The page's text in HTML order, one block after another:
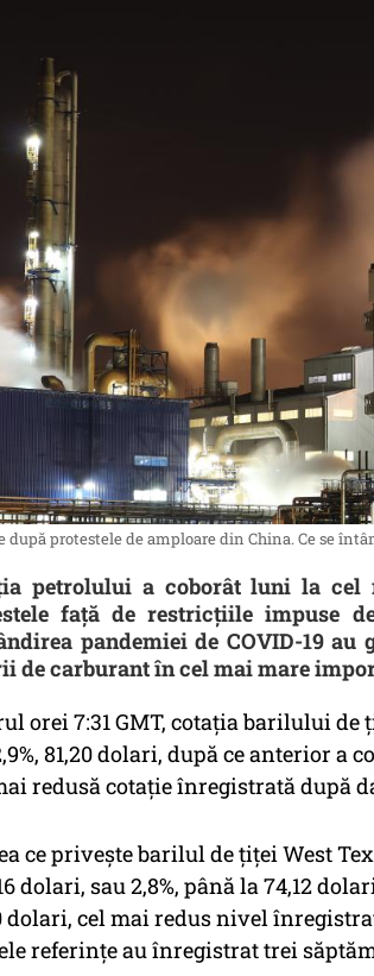
protestele de amploare din China. Ce se
petrolului a coborât luni la
faţă de restricţiile impuse
pandemiei de COVID-19
de carburant în cel mai mare
orei 7:31 GMT, cotaţia barilului de
81,20 dolari, după ce anterior a
redusă cotaţie înregistrată după
ce priveşte barilul de ţiţei West
dolari, sau 2,8%, până la 74,12
dolari, cel mai redus nivel
referinţe au înregistrat trei